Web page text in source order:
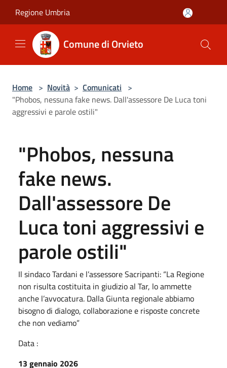
Regione Umbria
Comune di Orvieto
Home > Novità > Comunicati >
"Phobos, nessuna fake news. Dall'assessore De Luca toni
aggressivi e parole ostili"
"Phobos, nessuna
fake news.
Dall'assessore De
Luca toni aggressivi e
parole ostili"
Il sindaco Tardani e l’assessore Sacripanti: “La Regione
non risulta costituita in giudizio al Tar, lo ammette
anche l’avvocatura. Dalla Giunta regionale abbiamo
bisogno di dialogo, collaborazione e risposte concrete
che non vediamo”
Data :
13 gennaio 2026